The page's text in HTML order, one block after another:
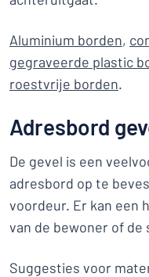
Aluminium borden,
gegraveerde plastic
roestvrije borden.
Adresbord
De gevel is een
adresbord op te
voordeur. Er kan een
van de bewoner of de
Suggesties voor